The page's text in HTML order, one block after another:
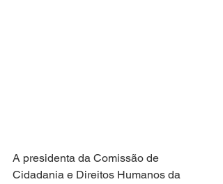
A presidenta da Comissão de
Cidadania e Direitos Humanos da